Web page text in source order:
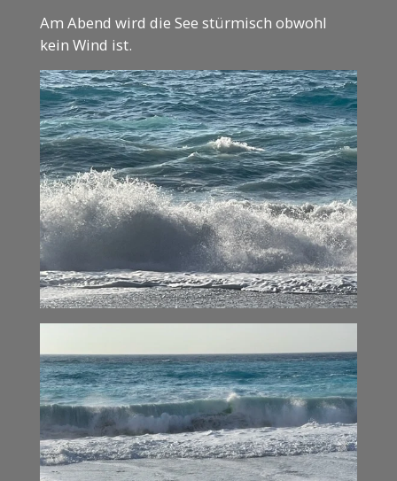
Am Abend wird die See stürmisch obwohl
kein Wind ist.